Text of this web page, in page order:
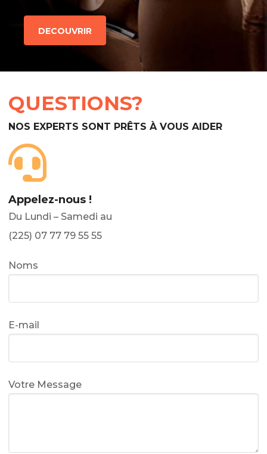
DECOUVRIR
QUESTIONS?
NOS EXPERTS SONT PRÊTS À VOUS AIDER
Appelez-nous !
Du Lundi – Samedi au
(225) 07 77 79 55 55
Noms
E-mail
Votre Message